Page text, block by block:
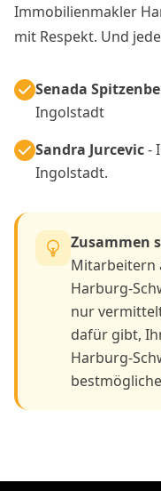
Immobilienmakler
mit Respekt. Und
Senada
Ingolstadt
Sandra Jurcevic-
Ingolstadt.
Zusammen
Mitarbeitern
Harburg-
nur
dafür gibt,
Harburg-